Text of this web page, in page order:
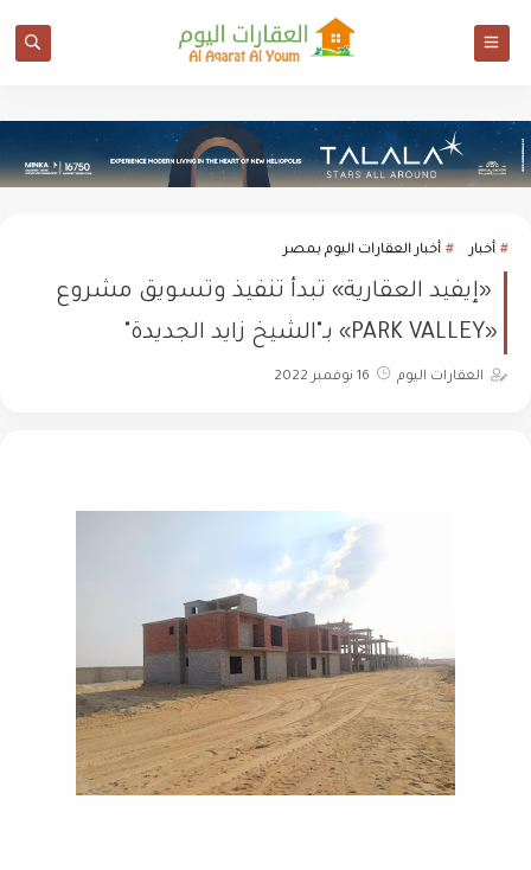
أخبار أخبار العقارات اليوم بمصر
«إيفيد العقارية» تبدأ تنفيذ وتسويق مشروع
«PARK VALLEY» بـ"الشيخ زايد الجديدة"
العقارات اليوم 16 نوفمبر 2022